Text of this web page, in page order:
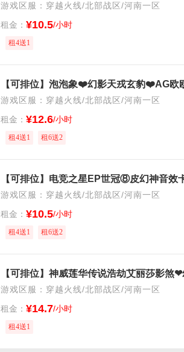
游戏区服：穿越火线/北部战区/河南一区
租金： ¥10.5/小时
租4送1
游戏区服：穿越火线/北部战区/河南一区
租金： ¥12.6/小时
租4送1 租6送2
游戏区服：穿越火线/北部战区/河南一区
租金： ¥10.5/小时
租4送1 租6送2
游戏区服：穿越火线/北部战区/河南一区
租金： ¥14.7/小时
租4送1